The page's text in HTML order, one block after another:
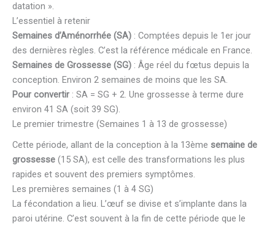
datation ».
L’essentiel à retenir
Semaines d’Aménorrhée (SA) : Comptées depuis le 1er jour
des dernières règles. C’est la référence médicale en France.
Semaines de Grossesse (SG) : Âge réel du fœtus depuis la
conception. Environ 2 semaines de moins que les SA.
Pour convertir : SA = SG + 2. Une grossesse à terme dure
environ 41 SA (soit 39 SG).
Le premier trimestre (Semaines 1 à 13 de grossesse)
Cette période, allant de la conception à la 13ème semaine de
grossesse (15 SA), est celle des transformations les plus
rapides et souvent des premiers symptômes.
Les premières semaines (1 à 4 SG)
La fécondation a lieu. L’œuf se divise et s’implante dans la
paroi utérine. C’est souvent à la fin de cette période que le